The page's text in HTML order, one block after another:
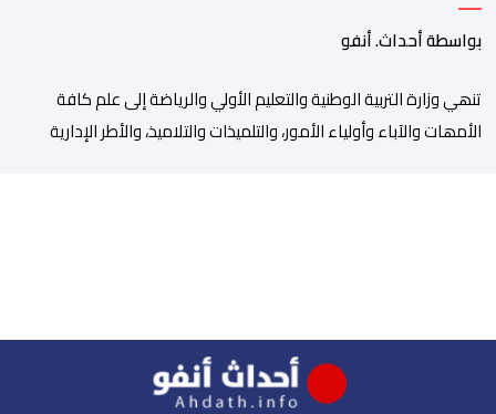
بواسطة أحداث. أنفو
تنھي وزارة التربیة الوطنیة والتعلیم الأولي والریاضة إلى علم كافة
الأمھات والآباء وأولیاء الأمور، والتلمیذات والتلامیذ، والأطر الإداریة